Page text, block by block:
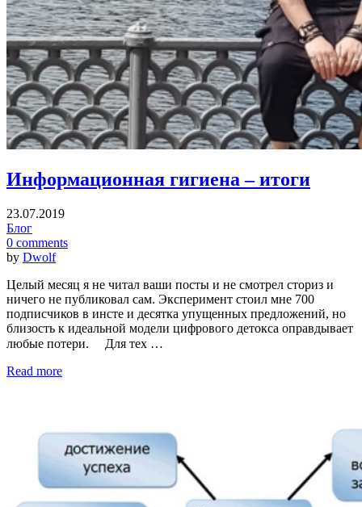
Информационная гигиена – итоги
23.07.2019
Блог
0 comments
by Dwolf
Целый месяц я не читал ваши посты и не смотрел сториз и
ничего не публиковал сам. Эксперимент стоил мне 700
подписчиков в инсте и десятка упущенных предложений, но
близость к идеальной модели цифрового детокса оправдывает
любые потери. ⠀ Для тех …
Read more